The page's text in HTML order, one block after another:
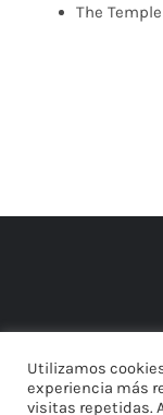
The
Utilizamos
experiencia más
visitas repetidas.